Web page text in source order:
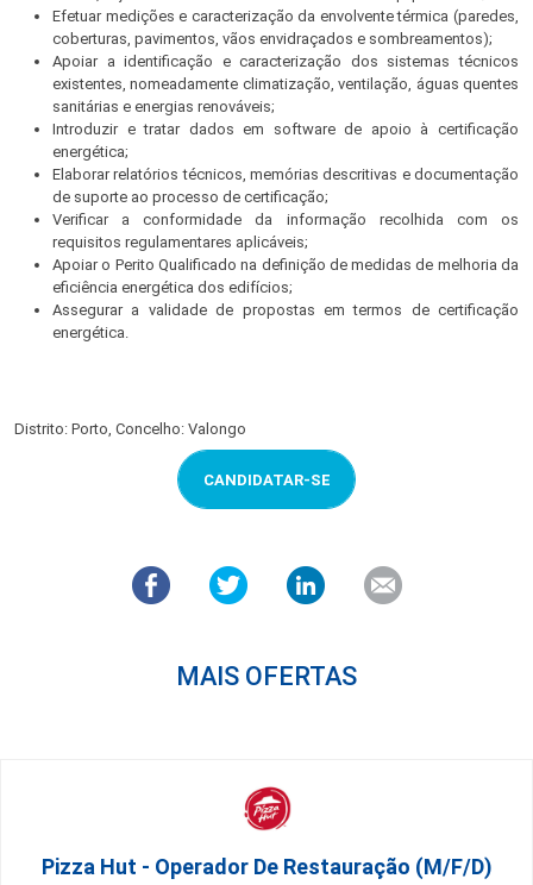
Efetuar medições e caracterização da envolvente térmica (paredes,
coberturas, pavimentos, vãos envidraçados e sombreamentos);
Apoiar a identificação e caracterização dos sistemas técnicos
existentes, nomeadamente climatização, ventilação, águas quentes
sanitárias e energias renováveis;
Introduzir e tratar dados em software de apoio à certificação
energética;
Elaborar relatórios técnicos, memórias descritivas e documentação
de suporte ao processo de certificação;
Verificar a conformidade da informação recolhida com os
requisitos regulamentares aplicáveis;
Apoiar o Perito Qualificado na definição de medidas de melhoria da
eficiência energética dos edifícios;
Assegurar a validade de propostas em termos de certificação
energética.
Distrito: Porto, Concelho: Valongo
CANDIDATAR-SE
MAIS OFERTAS
Pizza Hut - Operador De Restauração (m/f/d)